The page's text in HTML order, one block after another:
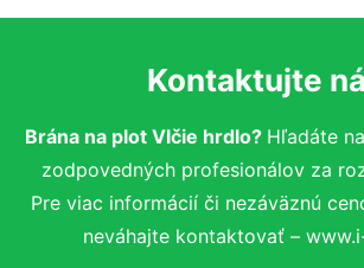
Kontaktujte
Brána na plot Vlčie hrdlo? Hľadáte
zodpovedných profesionálov za
Pre viac informácií či nezáväznú
neváhajte kontaktovať –